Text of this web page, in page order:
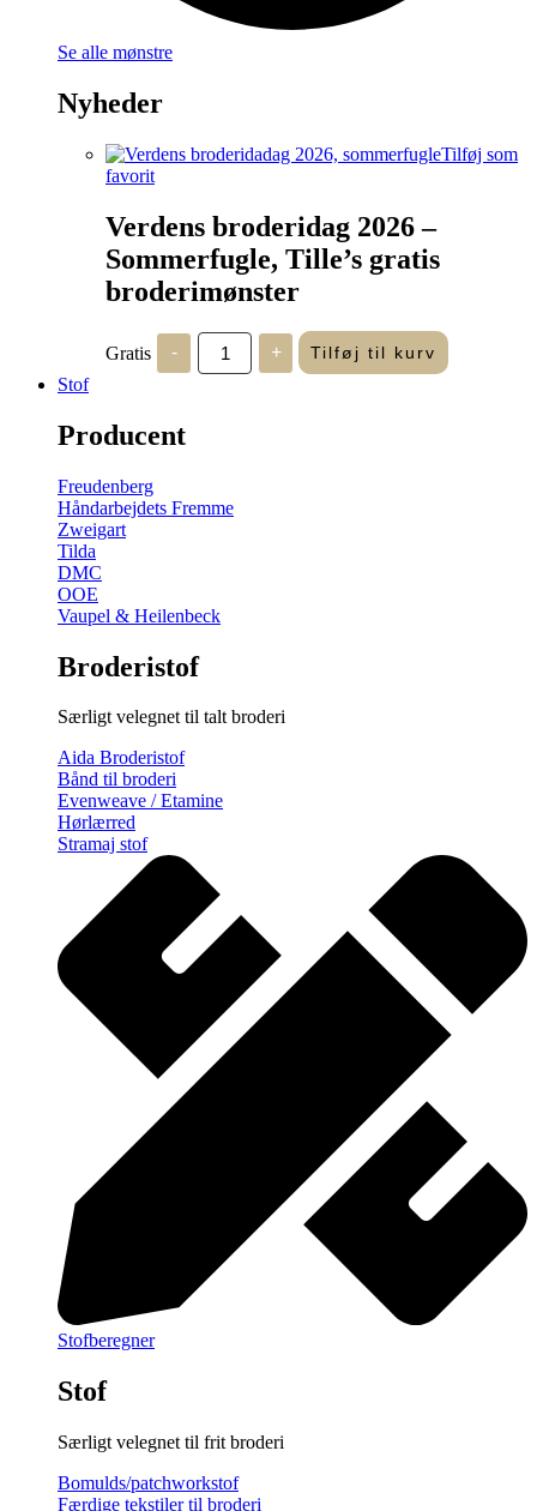
Se alle mønstre
Nyheder
Tilføj som
favorit
Verdens broderidag 2026 –
Sommerfugle, Tille’s gratis
broderimønster
Gratis -
Verdens
broderidag
2026
+ Tilføj til kurv
Stof
Producent
Freudenberg
Håndarbejdets Fremme
Zweigart
Tilda
DMC
OOE
Vaupel & Heilenbeck
Broderistof
Særligt velegnet til talt broderi
Aida Broderistof
Bånd til broderi
Evenweave / Etamine
Hørlærred
Stramaj stof
Stofberegner
Stof
Særligt velegnet til frit broderi
Bomulds/patchworkstof
Færdige tekstiler til broderi